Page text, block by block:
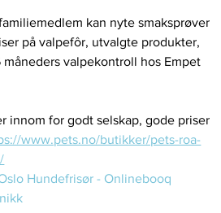
kan nyte smaksprøver
på valpefôr, utvalgte produkter,
måneders valpekontroll hos Empet
innom for godt selskap, gode priser
www.pets.no/butikker/pets-roa-
Hundefrisør - Onlinebooq